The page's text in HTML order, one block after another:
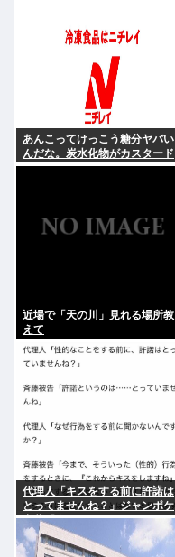
あんこってけっこう糖分ヤバい
んだな。炭水化物がカスタード
七越の1.8倍くらいあったぞ。
近場で「天の川」見れる場所教
えて
代理人「キスをする前に許諾は
とってませんね？」ジャンポケ
斎藤「今までこれからキスしま
すなんて宣言することなかった
ので」